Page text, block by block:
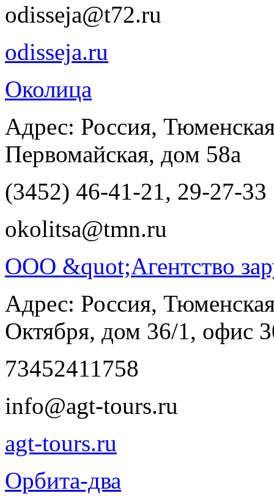
odisseja@t72.ru
odisseja.ru
Околица
Адрес: Россия,
Первомайская, дом 58а
(3452) 46-41-21, 29-27-33
okolitsa@tmn.ru
ООО &quot;Агентство
Адрес: Россия,
Октября, дом 36/1, офис
73452411758
info@agt-tours.ru
agt-tours.ru
Орбита-два